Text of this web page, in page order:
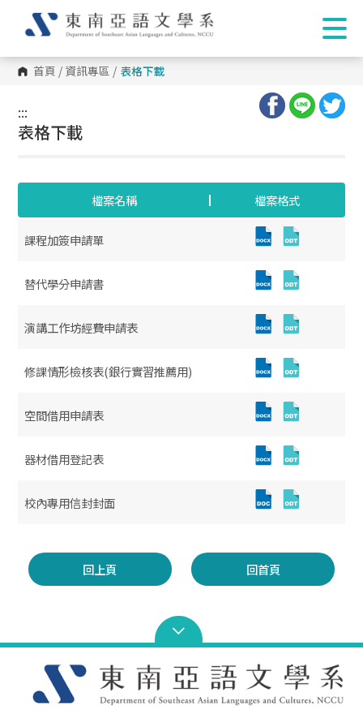
首頁 / 資訊專區 / 表格下載
:::
:::
表格下載
檔案名稱 檔案格式
課程加簽申請單
替代學分申請書
演講工作坊經費申請表
修課情形檢核表(銀行實習推薦用)
空間借用申請表
器材借用登記表
校內專用信封封面
回上頁 回首頁